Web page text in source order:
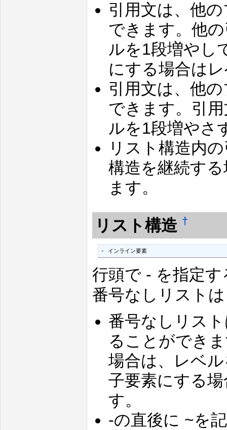
引用文は、他
できます。他
ルを1段増やし
にする場合は
引用文は、他
できます。引
ルを1段増やさ
リスト構造内
構造を継続す
ます。
リスト構造 †
- インライン要素
行頭で - を指定
番号なしリスト
番号なしリス
ることができ
場合は、レベ
子要素にする
す。
-の直後に ~を